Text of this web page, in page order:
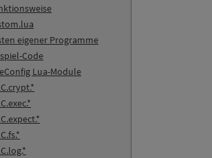
eigener Programme
Code
Lua-Module